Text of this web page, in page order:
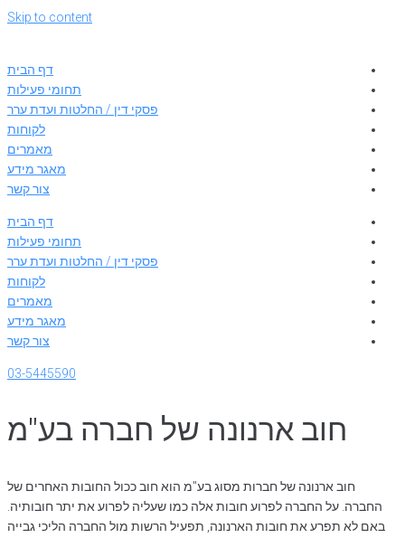
Skip to content
דף הבית
תחומי פעילות
פסקי דין / החלטות ועדת ערר
לקוחות
מאמרים
מאגר מידע
צור קשר
דף הבית
תחומי פעילות
פסקי דין / החלטות ועדת ערר
לקוחות
מאמרים
מאגר מידע
צור קשר
03-5445590
חוב ארנונה של חברה בע"מ
חוב ארנונה של חברות מסוג בע"מ הוא חוב ככול החובות האחרים של
החברה. על החברה לפרוע חובות אלה כמו שעליה לפרוע את יתר חובותיה.
באם לא תפרע את חובות הארנונה, תפעיל הרשות מול החברה הליכי גבייה